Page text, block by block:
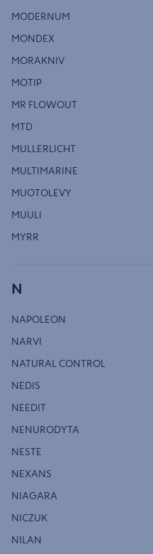
MODERNUM
MONDEX
MORAKNIV
MOTIP
MR FLOWOUT
MTD
MULLERLICHT
MULTIMARINE
MUOTOLEVY
MUULI
MYRR
N
NAPOLEON
NARVI
NATURAL CONTROL
NEDIS
NEEDIT
NENURODYTA
NESTE
NEXANS
NIAGARA
NICZUK
NILAN